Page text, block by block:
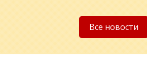
Все новости